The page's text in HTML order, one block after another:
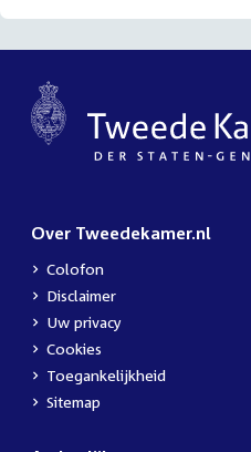
Over Tweedekamer.nl
Colofon
Disclaimer
Uw privacy
Cookies
Toegankelijkheid
Sitemap